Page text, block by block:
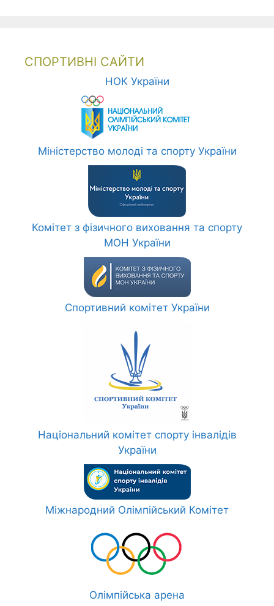
СПОРТИВНІ САЙТИ
НОК України
Міністерство молоді та спорту України
Комітет з фізичного виховання та спорту
МОН України
Спортивний комітет України
Національний комітет спорту інвалідів
України
Міжнародний Олімпійський Комітет
Олімпійська арена